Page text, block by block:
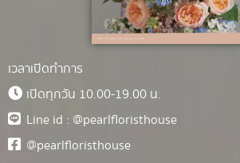
เวลาเปิดทำการ
เปิดทุกวัน 10.00-19.00 น.
Line id : @pearlfloristhouse
@pearlfloristhouse